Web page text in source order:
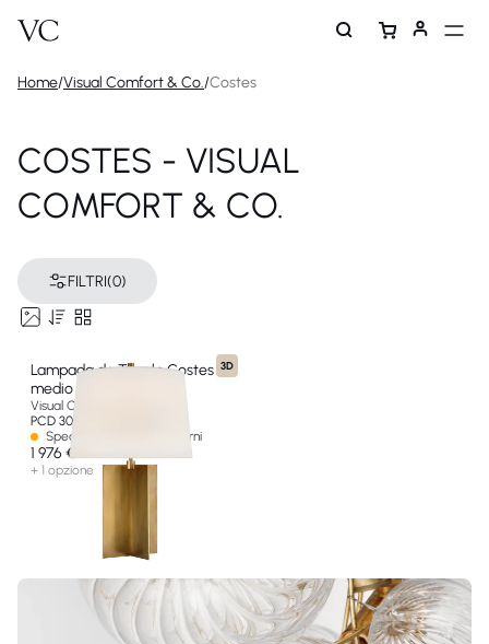
Home/Visual Comfort & Co./Costes
COSTES - VISUAL
COMFORT & CO.
FILTRI(0)
3D
Lampada da Tavolo Costes
medio
Visual Comfort & Co
PCD 3005HAB-L-EU
Spedizione in oltre 60 giorni
1 976 €
+ 1 opzione